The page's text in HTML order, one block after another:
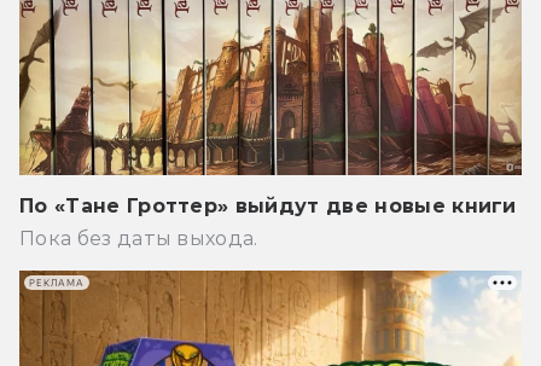
По «Тане Гроттер» выйдут две новые книги
Пока без даты выхода.
РЕКЛАМА